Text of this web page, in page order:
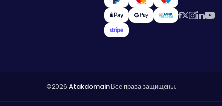
©2026 AtakdomainВсе права защищены.